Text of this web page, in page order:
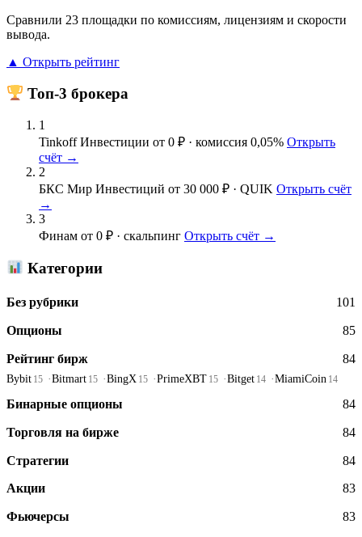
Сравнили 23 площадки по комиссиям, лицензиям и скорости
вывода.
▲ Открыть рейтинг
Топ-3 брокера
1
Tinkoff Инвестиции от 0 ₽ · комиссия 0,05% Открыть
счёт →
2
БКС Мир Инвестиций от 30 000 ₽ · QUIK Открыть счёт
→
3
Финам от 0 ₽ · скальпинг Открыть счёт →
Категории
Без рубрики 101
Опционы 85
Рейтинг бирж 84
Bybit 15 Bitmart 15 BingX 15 PrimeXBT 15 Bitget 14 MiamiCoin 14
Бинарные опционы 84
Торговля на бирже 84
Стратегии 84
Акции 83
Фьючерсы 83